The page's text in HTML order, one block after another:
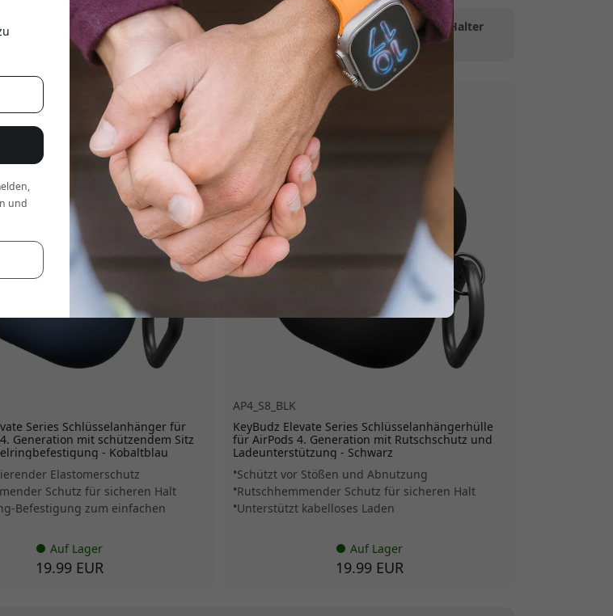
AirTag Zubehör | Apple Armbänder für Uhren | Schlüsselanhänger-Halter
Elementproof AirPods-Hülle | Lederhülle für AirPods
Series Schlüsselanhänger für
Generation mit schützendem Sitz
- Kobaltblau
Elastomerschutz
Schutz für sicheren Halt
Befestigung zum einfachen
Auf Lager
19.99 EUR
AP4_S8_BLK
KeyBudz Elevate Series Schlüsselanhängerhülle
für AirPods 4. Generation mit Rutschschutz und
Ladeunterstützung - Schwarz
Schützt vor Stößen und Abnutzung
Rutschhemmender Schutz für sicheren Halt
Unterstützt kabelloses Laden
Auf Lager
19.99 EUR
und
erhalten.